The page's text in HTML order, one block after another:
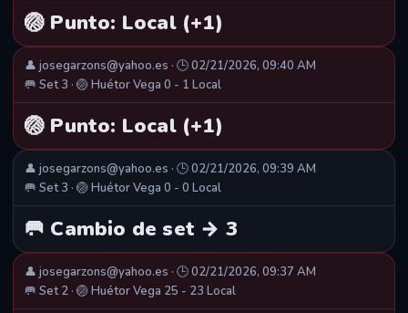
🏐 Punto: Local (+1)
👤 josegarzons@yahoo.es · 🕒 02/21/2026, 09:40 AM
🥅 Set 3 · 🏐 Huétor Vega 0 - 1 Local
🏐 Punto: Local (+1)
👤 josegarzons@yahoo.es · 🕒 02/21/2026, 09:39 AM
🥅 Set 3 · 🏐 Huétor Vega 0 - 0 Local
🥅 Cambio de set → 3
👤 josegarzons@yahoo.es · 🕒 02/21/2026, 09:37 AM
🥅 Set 2 · 🏐 Huétor Vega 25 - 23 Local